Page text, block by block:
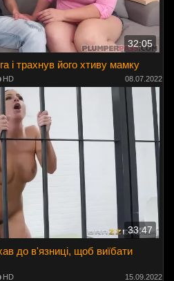
32:05
і трахнув його хтиву мамку
HD 08.07.2022
33:47
до в'язниці, щоб виїбати
HD 15.09.2022